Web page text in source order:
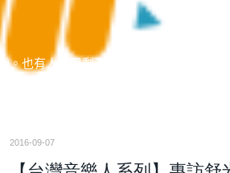
。也有人說只剩下周杰倫、蔡依林、五
2016-09-07